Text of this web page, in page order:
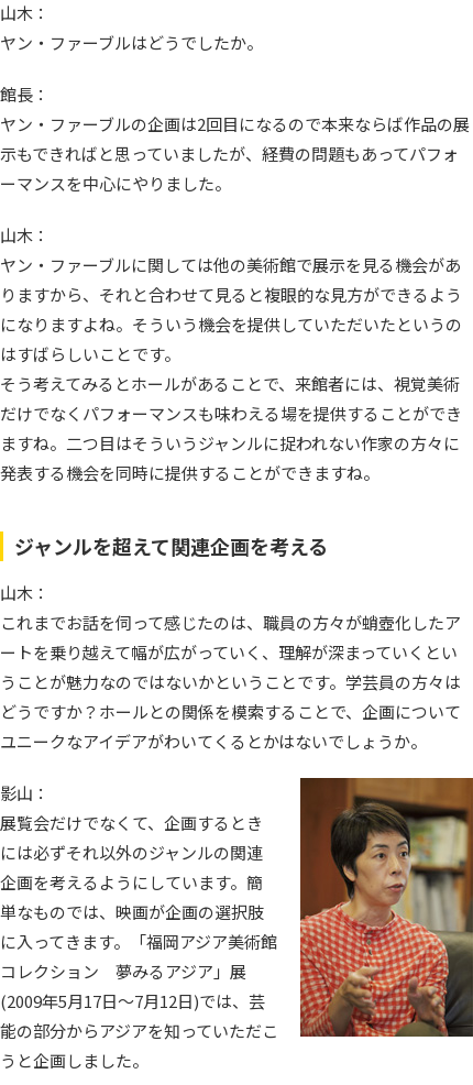
山木：
ヤン・ファーブルはどうでしたか。
館長：
ヤン・ファーブルの企画は2回目になるので本来ならば作品の展
示もできればと思っていましたが、経費の問題もあってパフォ
ーマンスを中心にやりました。
山木：
ヤン・ファーブルに関しては他の美術館で展示を見る機会があ
りますから、それと合わせて見ると複眼的な見方ができるよう
になりますよね。そういう機会を提供していただいたというの
はすばらしいことです。
そう考えてみるとホールがあることで、来館者には、視覚美術
だけでなくパフォーマンスも味わえる場を提供することができ
ますね。二つ目はそういうジャンルに捉われない作家の方々に
発表する機会を同時に提供することができますね。
ジャンルを超えて関連企画を考える
山木：
これまでお話を伺って感じたのは、職員の方々が蛸壺化したア
ートを乗り越えて幅が広がっていく、理解が深まっていくとい
うことが魅力なのではないかということです。学芸員の方々は
どうですか？ホールとの関係を模索することで、企画について
ユニークなアイデアがわいてくるとかはないでしょうか。
影山：
展覧会だけでなくて、企画するとき
には必ずそれ以外のジャンルの関連
企画を考えるようにしています。簡
単なものでは、映画が企画の選択肢
に入ってきます。「福岡アジア美術館
コレクション 夢みるアジア」展
(2009年5月17日～7月12日)では、芸
能の部分からアジアを知っていただこ
うと企画しました。